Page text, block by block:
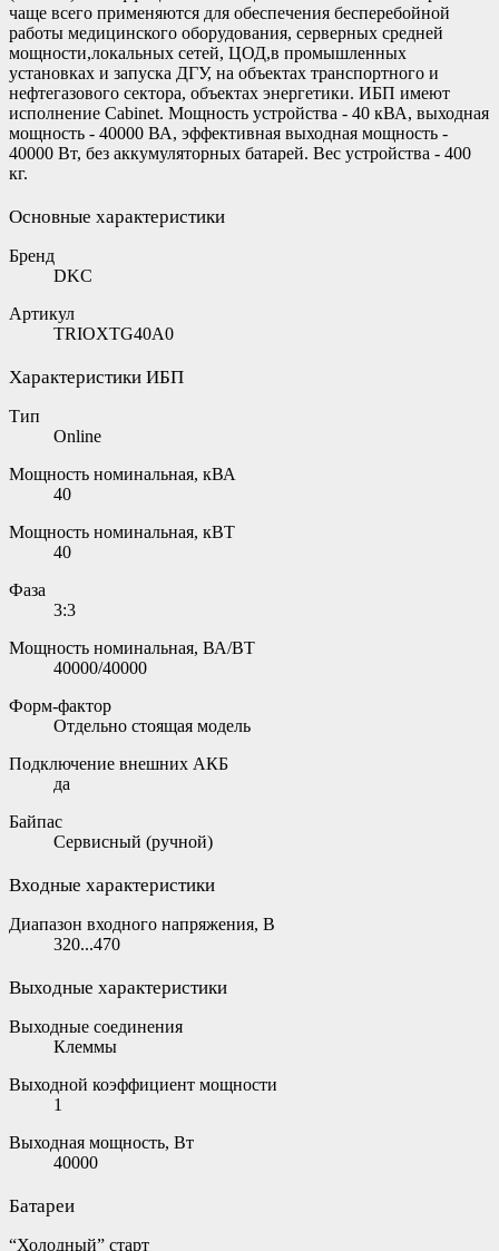
чаще всего применяются для обеспечения бесперебойной
работы медицинского оборудования, серверных средней
мощности,локальных сетей, ЦОД,в промышленных
установках и запуска ДГУ, на объектах транспортного и
нефтегазового сектора, объектах энергетики. ИБП имеют
исполнение Cabinet. Мощность устройства - 40 кВА, выходная
мощность - 40000 ВА, эффективная выходная мощность -
40000 Вт, без аккумуляторных батарей. Вес устройства - 400
кг.
Основные характеристики
Бренд
DKC
Артикул
TRIOXTG40A0
Характеристики ИБП
Тип
Online
Мощность номинальная, кВА
40
Мощность номинальная, кВТ
40
Фаза
3:3
Мощность номинальная, ВА/ВТ
40000/40000
Форм-фактор
Отдельно стоящая модель
Подключение внешних АКБ
да
Байпас
Сервисный (ручной)
Входные характеристики
Диапазон входного напряжения, В
320...470
Выходные характеристики
Выходные соединения
Клеммы
Выходной коэффициент мощности
1
Выходная мощность, Вт
40000
Батареи
“Холодный” старт